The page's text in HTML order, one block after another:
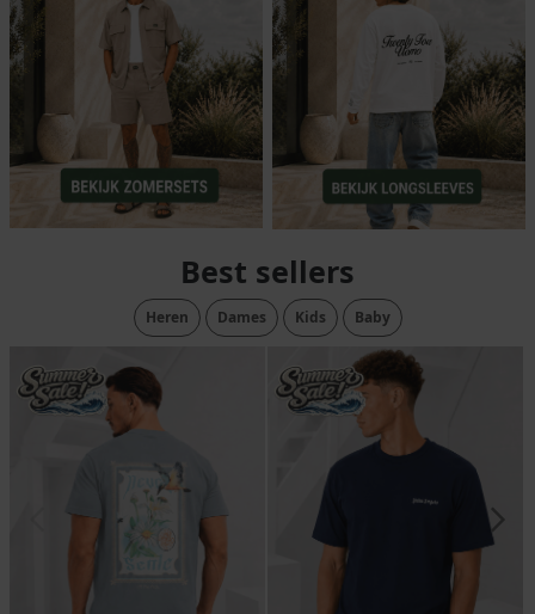
Best sellers
Heren Dames Kids Baby